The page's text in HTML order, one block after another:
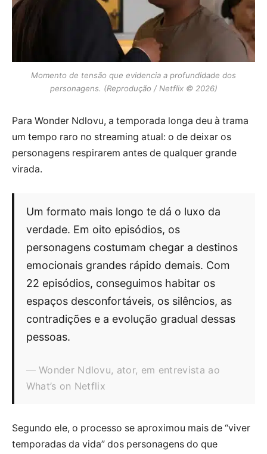
Momento de tensão que evidencia a profundidade dos
personagens. (Reprodução / Netflix © 2026)
Para Wonder Ndlovu, a temporada longa deu à trama
um tempo raro no streaming atual: o de deixar os
personagens respirarem antes de qualquer grande
virada.
Um formato mais longo te dá o luxo da
verdade. Em oito episódios, os
personagens costumam chegar a destinos
emocionais grandes rápido demais. Com
22 episódios, conseguimos habitar os
espaços desconfortáveis, os silêncios, as
contradições e a evolução gradual dessas
pessoas.
Wonder Ndlovu, ator, em entrevista ao
What’s on Netflix
Segundo ele, o processo se aproximou mais de “viver
temporadas da vida” dos personagens do que